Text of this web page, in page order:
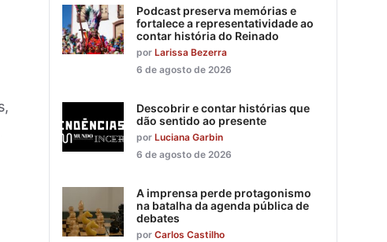
Podcast preserva memórias e
fortalece a representatividade ao
contar história do Reinado
por Larissa Bezerra
6 de agosto de 2026
Descobrir e contar histórias que
dão sentido ao presente
por Luciana Garbin
6 de agosto de 2026
A imprensa perde protagonismo
na batalha da agenda pública de
debates
por Carlos Castilho